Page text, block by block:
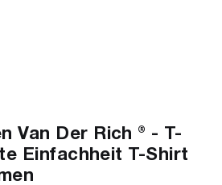
Van Der Rich ® - T-
Einfachheit T-Shirt